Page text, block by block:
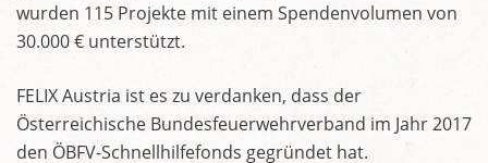
wurden 115 Projekte mit einem Spendenvolumen von
30.000 € unterstützt.
FELIX Austria ist es zu verdanken, dass der
Österreichische Bundesfeuerwehrverband im Jahr 2017
den ÖBFV-Schnellhilfefonds gegründet hat.